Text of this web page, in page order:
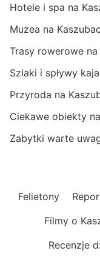
Hotele i spa na
Muzea na
Trasy rowerowe na
Szlaki i spływy
Przyroda na
Ciekawe obiekty
Zabytki warte
Felietony
Filmy o
Recenzje